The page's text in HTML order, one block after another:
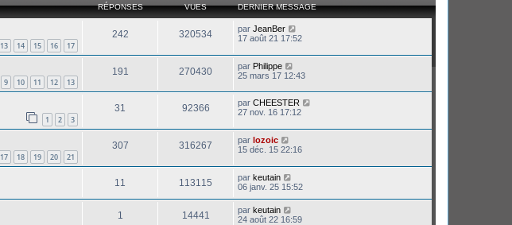
RÉPONSES VUES DERNIER MESSAGE
13 14 15 16 17
242 320534 par JeanBer
17 août 21 17:52
9 10 11 12 13
191 270430 par Philippe
25 mars 17 12:43
1 2 3
31 92366 par CHEESTER
27 nov. 16 17:12
17 18 19 20 21
307 316267 par lozoic
15 déc. 15 22:16
11 113115 par keutain
06 janv. 25 15:52
1 14441 par keutain
24 août 22 16:59